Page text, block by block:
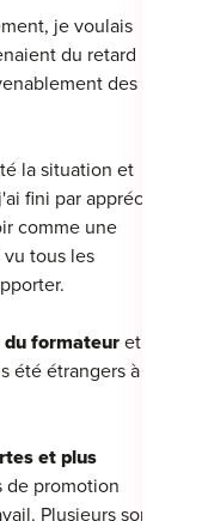
je voulais
du retard
des
la situation et
fini par apprécier
comme une
tous les
du formateuret de
été étrangers à
et plus
de promotion
Plusieurs sont